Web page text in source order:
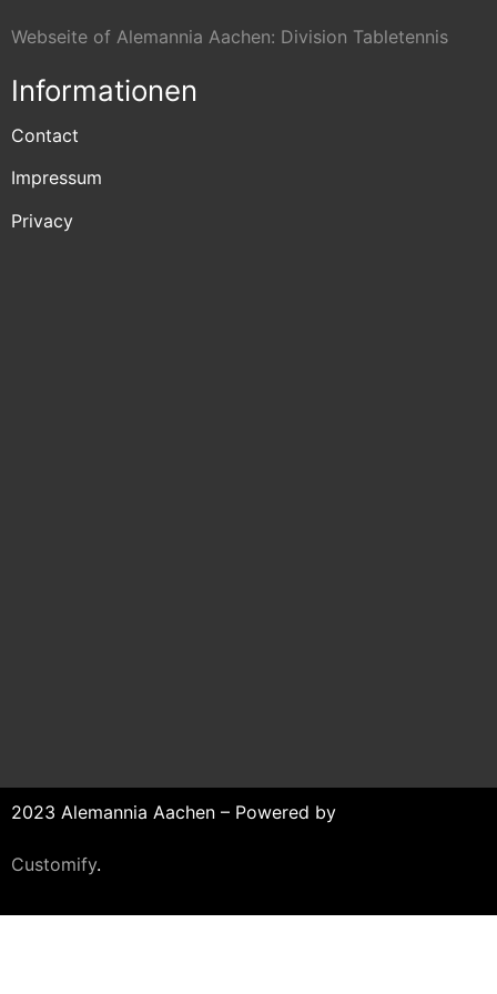
Webseite of Alemannia Aachen: Division Tabletennis
Informationen
Contact
Impressum
Privacy
2023 Alemannia Aachen – Powered by
Customify.